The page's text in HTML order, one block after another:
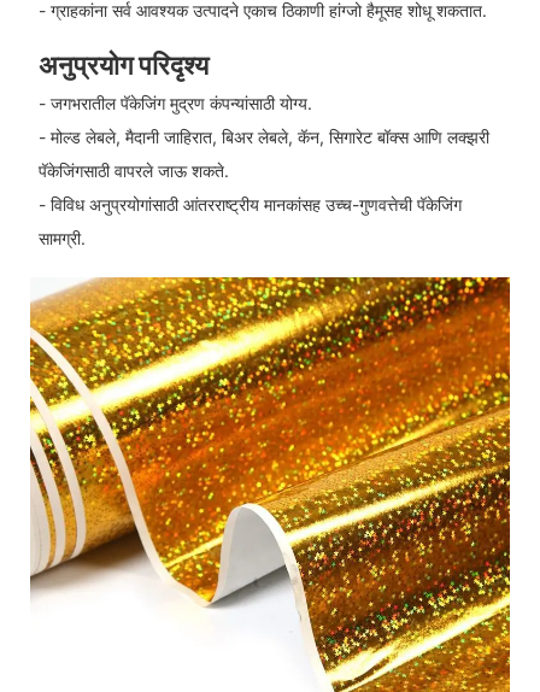
- ग्राहकांना सर्व आवश्यक उत्पादने एकाच ठिकाणी हांग्जो हैमूसह शोधू शकतात.
अनुप्रयोग परिदृश्य
- जगभरातील पॅकेजिंग मुद्रण कंपन्यांसाठी योग्य.
- मोल्ड लेबले, मैदानी जाहिरात, बिअर लेबले, कॅन, सिगारेट बॉक्स आणि लक्झरी
पॅकेजिंगसाठी वापरले जाऊ शकते.
- विविध अनुप्रयोगांसाठी आंतरराष्ट्रीय मानकांसह उच्च-गुणवत्तेची पॅकेजिंग
सामग्री.